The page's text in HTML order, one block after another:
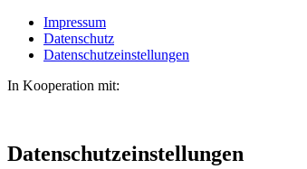
Impressum
Datenschutz
Datenschutzeinstellungen
In Kooperation mit:
Datenschutzeinstellungen